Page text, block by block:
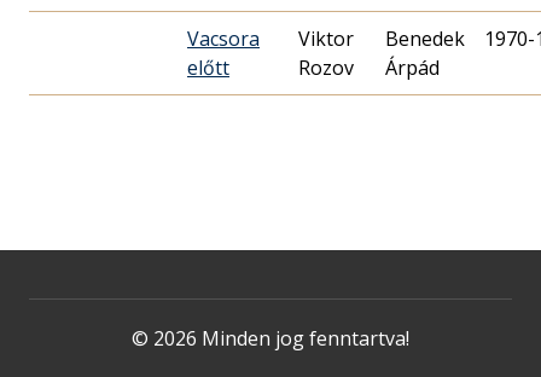
Vacsora
előtt
Viktor
Rozov
Benedek
Árpád
© 2026 Minden jog fenntartva!